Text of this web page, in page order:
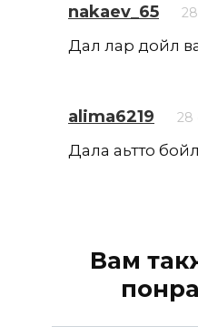
nakaev_65
Дал лар дойл
alima6219 28
Дала аьтто
Вам